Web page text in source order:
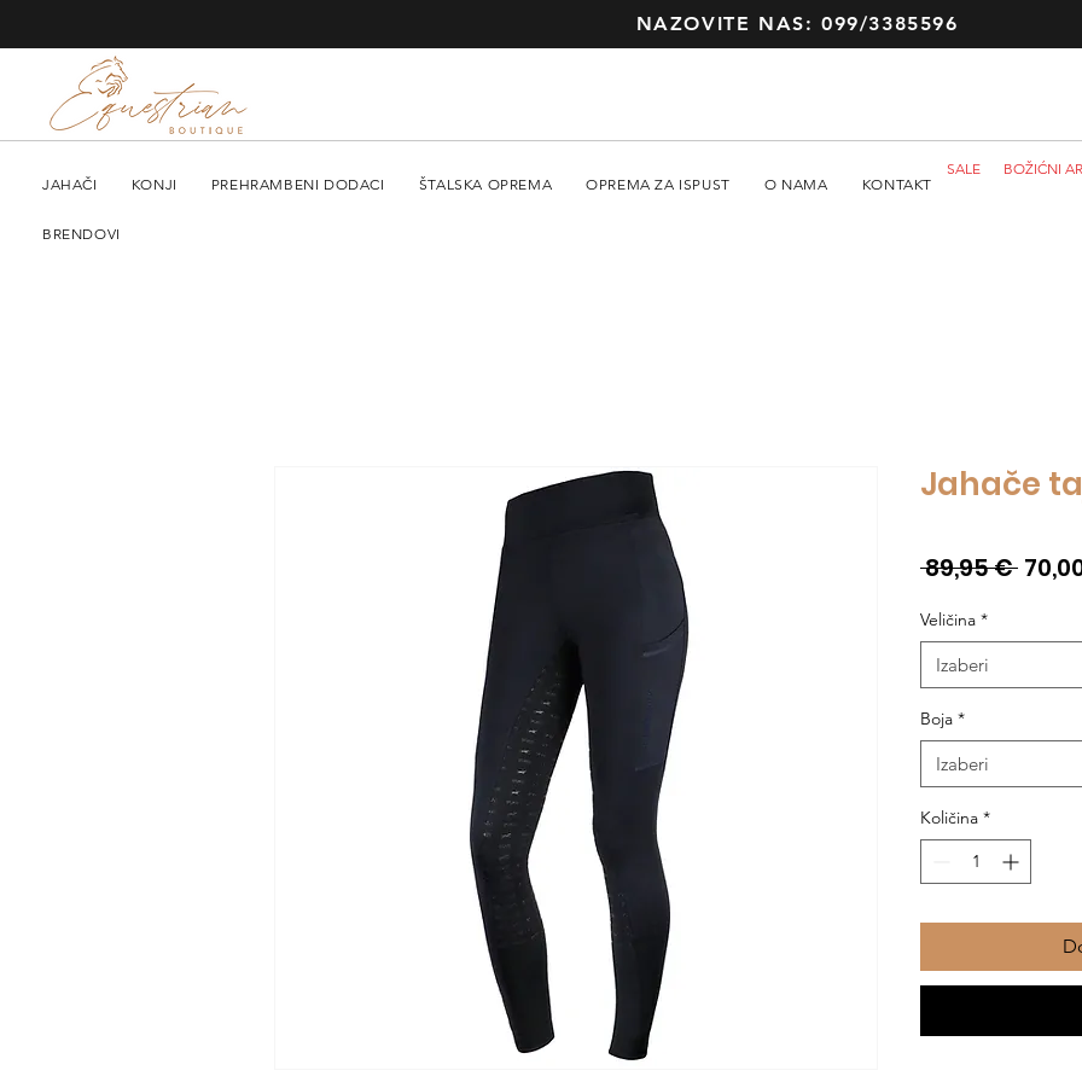
NAZOVITE NAS: 099/3385596
JAHAČI KONJI PREHRAMBENI DODACI ŠTALSKA OPREMA OPREMA ZA ISPUST O NAMA KONTAKT
BRENDOVI
SALE BOŽIĆNI
Jahače
89,95 €
Veličina *
Izaberi
Boja *
Izaberi
Količina *